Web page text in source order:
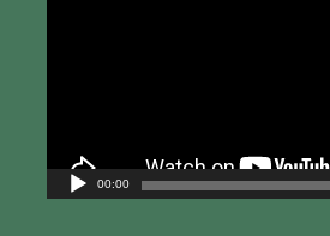
00:00